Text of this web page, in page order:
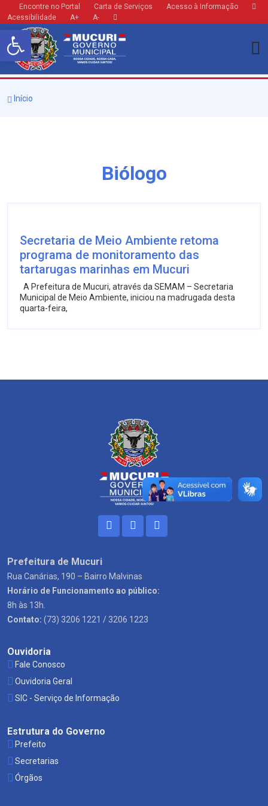
Barra de Ferramentas Aberta
Encontre no Portal Carta de Serviços
Acesso à Informação
Acessibilidade
A+ A-
Início
Biólogo
Secretaria de Meio Ambiente retoma
programa de monitoramento das
tartarugas marinhas em Mucuri
A Prefeitura de Mucuri, através da SEMAM – Secretaria
Municipal de Meio Ambiente, iniciou na madrugada desta
quarta-feira,
Prefeitura de Mucuri
Rua Canárias, 190 – Bairro Malvinas
Horário de Funcionamento ao público:
8h às 13h.
Contato: (73) 3206 1221 / 3206 1223
Ouvidoria
Fale Conosco
Ouvidoria Geral
SIC - Serviço de Informação
Estrutura do Governo
Prefeito
Secretarias
Órgãos